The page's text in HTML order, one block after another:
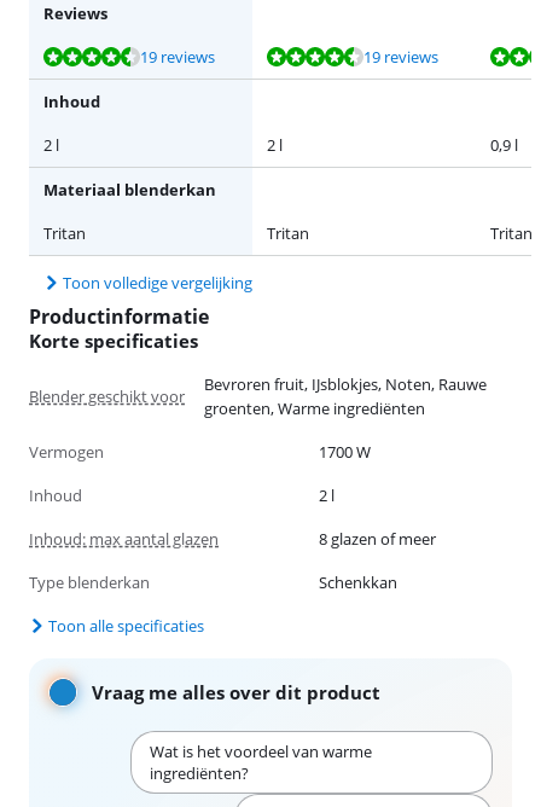
Reviews
Beoordeling is 8,9 van de 10, gebaseerd op 19 reviews.
19 reviews
Beoordeling is 8,9 van de 10, gebaseerd op 19 reviews.19 reviews
Beoordeling is 9,8 van de 10, gebaseerd op 3 reviews.
Beoordeling is 8,9 van de 10, gebaseerd op 19 reviews.
Beoordeling is 9,0 van de 10, gebaseerd op 100 reviews.
Inhoud
2 l
2 l 0,9 l
Materiaal blenderkan
Tritan
Tritan Tritan
Toon volledige vergelijking
Productinformatie
Korte specificaties
Blender geschikt voor
Bevroren fruit, IJsblokjes, Noten, Rauwe
groenten, Warme ingrediënten
Vermogen
1700 W
Inhoud
2 l
Inhoud: max aantal glazen
8 glazen of meer
Type blenderkan
Schenkkan
Toon alle specificaties
Vraag me alles over dit product
Wat is het voordeel van warme
ingrediënten?